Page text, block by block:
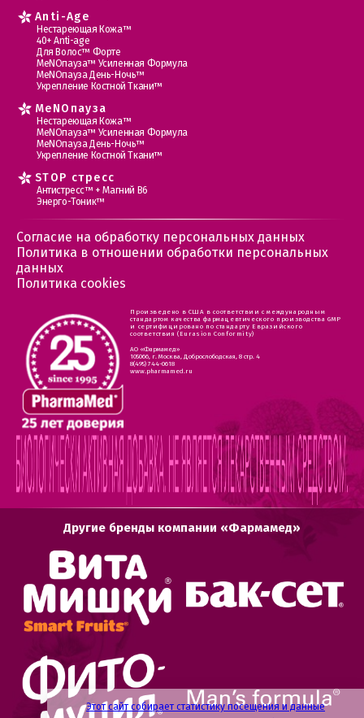
Этот сайт собирает статистику посещения и данные
Anti-Age
Нестареющая Кожа™
40+ Anti-age
Для Волос™ Форте
МеNOпауза™ Усиленная Формула
МеNOпауза День-Ночь™
Укрепление Костной Ткани™
MеNOпауза
Нестареющая Кожа™
МеNOпауза™ Усиленная Формула
МеNOпауза День-Ночь™
Укрепление Костной Ткани™
STOP стресс
Антистресс™ + Магний В6
Энерго-Тоник™
Согласие на обработку персональных данных
Политика в отношении обработки персональных
данных
Политика cookies
Произведено в США в соответствии с международным
стандартом качества фармацевтического производства GMP
и сертифицировано по стандарту Евразийского
соответствия (Eurasion Conformity)
АО «Фармамед»
105066, г. Москва, Доброслободская, 8 стр. 4
8(495) 744-0618
www.pharmamed.ru
Другие бренды компании «Фармамед»